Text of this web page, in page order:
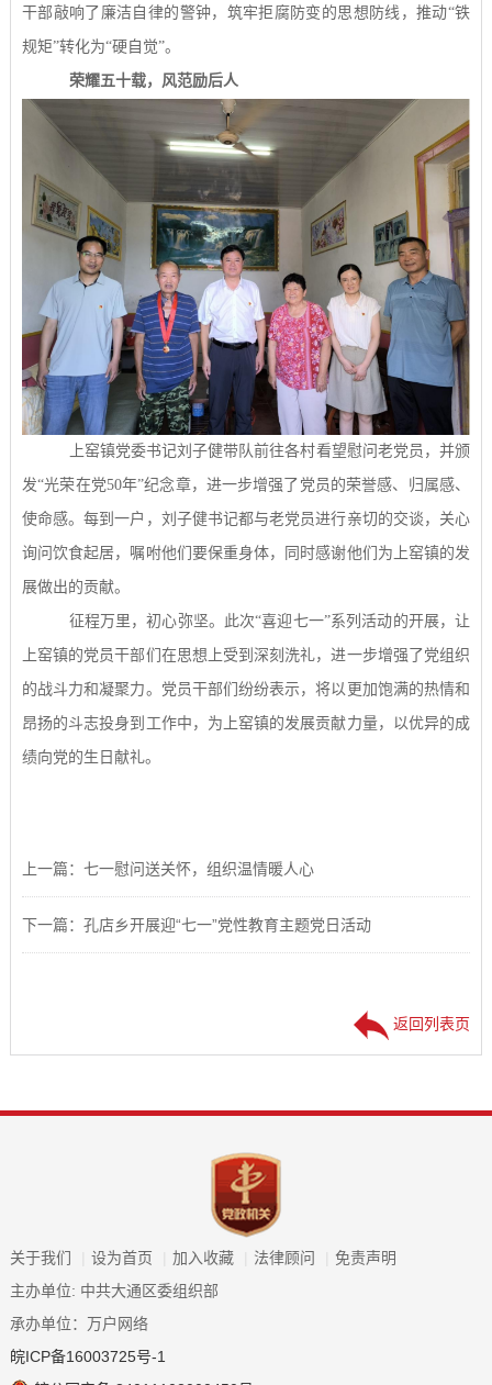
干部敲响了廉洁自律的警钟，筑牢拒腐防变的思想防线，推动“铁
规矩”转化为“硬自觉”。
荣耀五十载，风范励后人
上窑镇党委书记刘子健带队前往各村看望慰问老党员，并颁
发“光荣在党50年”纪念章，进一步增强了党员的荣誉感、归属感、
使命感。每到一户，刘子健书记都与老党员进行亲切的交谈，关心
询问饮食起居，嘱咐他们要保重身体，同时感谢他们为上窑镇的发
展做出的贡献。
征程万里，初心弥坚。此次“喜迎七一”系列活动的开展，让
上窑镇的党员干部们在思想上受到深刻洗礼，进一步增强了党组织
的战斗力和凝聚力。党员干部们纷纷表示，将以更加饱满的热情和
昂扬的斗志投身到工作中，为上窑镇的发展贡献力量，以优异的成
绩向党的生日献礼。
上一篇：七一慰问送关怀，组织温情暖人心
下一篇：孔店乡开展迎“七一”党性教育主题党日活动
返回列表页
关于我们 设为首页 加入收藏 法律顾问
免责声明
主办单位: 中共大通区委组织部
承办单位：万户网络
皖ICP备16003725号-1